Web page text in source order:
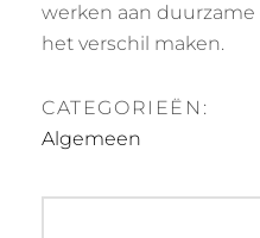
werken aan
het verschil maken.
CATEGORIEËN:
Algemeen